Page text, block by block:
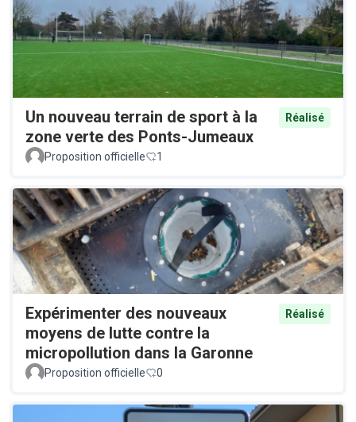
Un nouveau terrain de sport à la
zone verte des Ponts-Jumeaux
Réalisé
Proposition officielle 1
Expérimenter des nouveaux
moyens de lutte contre la
micropollution dans la Garonne
Réalisé
Proposition officielle 0